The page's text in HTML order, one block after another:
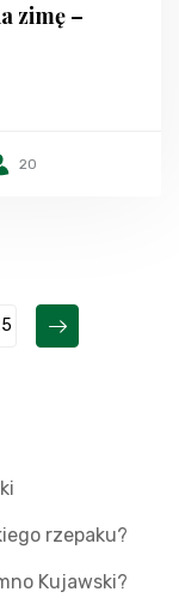
zimę –
20
rzepaku?
Kujawski?